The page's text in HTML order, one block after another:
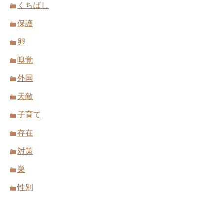
くちばし
保護
卵
嗅覚
外国
天敵
子育て
存在
対策
巣
性別